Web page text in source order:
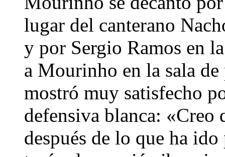
lugar del canterano
y por Sergio Ramos en
a Mourinho en la sala
mostró muy satisfecho
defensiva blanca: «Creo
después de lo que ha